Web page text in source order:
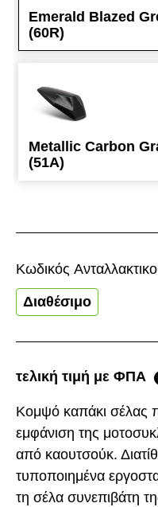
Κομψό καπάκι σέλας
εμφάνιση της
από καουτσούκ.
τυποποιημένα
τη σέλα συνεπιβάτη
τελική τιμή με ΦΠΑ
Κωδικός
Διαθέσιμο
Emerald Blazed
(60R)
Metallic Carbon
(51A)